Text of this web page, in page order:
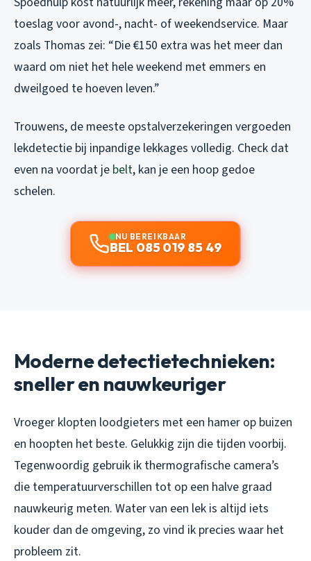
toeslag voor avond-, nacht- of weekendservice. Maar
zoals Thomas zei: “Die €150 extra was het meer dan
waard om niet het hele weekend met emmers en
dweilgoed te hoeven leven.”
Trouwens, de meeste opstalverzekeringen vergoeden
lekdetectie bij inpandige lekkages volledig. Check dat
even na voordat je belt, kan je een hoop gedoe
schelen.
NU BEREIKBAAR
BEL 085 019 85 49
Moderne detectietechnieken:
sneller en nauwkeuriger
Vroeger klopten loodgieters met een hamer op buizen
en hoopten het beste. Gelukkig zijn die tijden voorbij.
Tegenwoordig gebruik ik thermografische camera’s
die temperatuurverschillen tot op een halve graad
nauwkeurig meten. Water van een lek is altijd iets
kouder dan de omgeving, zo vind ik precies waar het
probleem zit.